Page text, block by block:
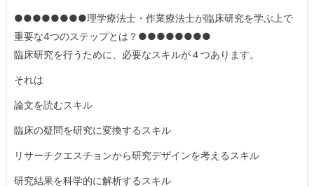
●●●●●●●●理学療法士・作業療法士が臨床研究を学ぶ上で
重要な4つのステップとは？●●●●●●●●
臨床研究を行うために、必要なスキルが４つあります。
それは
論文を読むスキル
臨床の疑問を研究に変換するスキル
リサーチクエスチョンから研究デザインを考えるスキル
研究結果を科学的に解析するスキル